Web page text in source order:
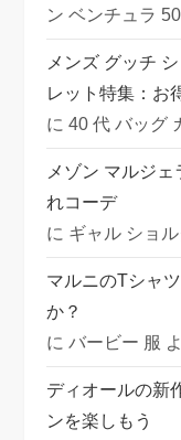
ン ベンチュラ
メンズ グッチ
レット特集：お
に40 代 バッグ
メゾン マルジ
れコーデ
に ギャル ショ
マルニのTシャ
か？
にバービー 服
ディオールの新
ンを楽しもう